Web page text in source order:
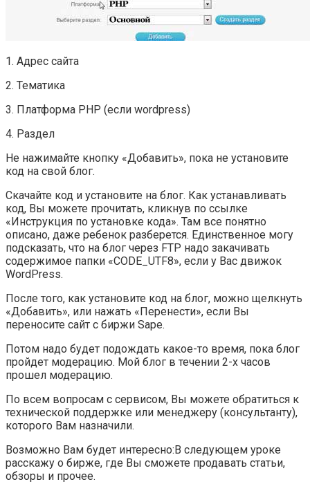
1. Адрес сайта
2. Тематика
3. Платформа PHP (если wordpress)
4. Раздел
Не нажимайте кнопку «Добавить», пока не установите
код на свой блог.
Скачайте код и установите на блог. Как устанавливать
код, Вы можете прочитать, кликнув по ссылке
«Инструкция по установке кода». Там все понятно
описано, даже ребенок разберется. Единственное могу
подсказать, что на блог через FTP надо закачивать
содержимое папки «CODE_UTF8», если у Вас движок
WordPress.
После того, как установите код на блог, можно щелкнуть
«Добавить», или нажать «Перенести», если Вы
переносите сайт с биржи Sape.
Потом надо будет подождать какое-то время, пока блог
пройдет модерацию. Мой блог в течении 2-х часов
прошел модерацию.
По всем вопросам с сервисом, Вы можете обратиться к
технической поддержке или менеджеру (консультанту),
которого Вам назначили.
Возможно Вам будет интересно:В следующем уроке
расскажу о бирже, где Вы сможете продавать статьи,
обзоры и прочее.